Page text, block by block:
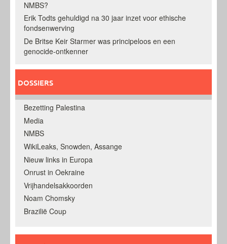
NMBS?
Erik Todts gehuldigd na 30 jaar inzet voor ethische
fondsenwerving
De Britse Keir Starmer was principeloos en een
genocide-ontkenner
DOSSIERS
Bezetting Palestina
Media
NMBS
WikiLeaks, Snowden, Assange
Nieuw links in Europa
Onrust in Oekraine
Vrijhandelsakkoorden
Noam Chomsky
Brazilië Coup